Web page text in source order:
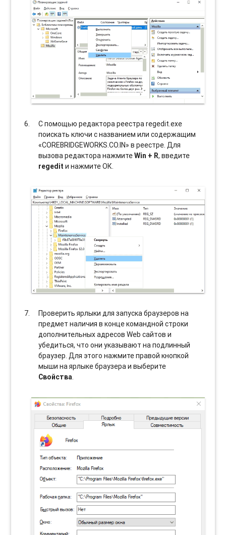
С помощью редактора реестра regedit.exe
поискать ключи с названием или содержащим
«COREBRIDGEWORKS.CO.IN» в реестре. Для
вызова редактора нажмитеWin + R, введите
regedit и нажмите ОК.
Проверить ярлыки для запуска браузеров на
предмет наличия в конце командной строки
дополнительных адресов Web сайтов и
убедиться, что они указывают на подлинный
браузер. Для этого нажмите правой кнопкой
мыши на ярлыке браузера и выберите
Свойства.